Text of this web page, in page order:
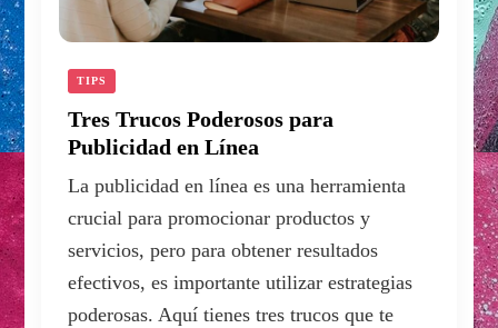
TIPS
Tres Trucos Poderosos para
Publicidad en Línea
La publicidad en línea es una herramienta
crucial para promocionar productos y
servicios, pero para obtener resultados
efectivos, es importante utilizar estrategias
poderosas. Aquí tienes tres trucos que te